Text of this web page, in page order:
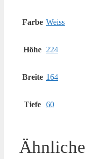
Farbe Weiss
Höhe 224
Breite 164
Tiefe 60
Ähnliche